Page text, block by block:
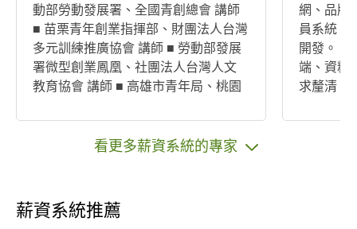
動部勞動發展署、全國青創總會 講師
■ 苗栗青年創業指揮部、財團法人台灣
多元訓練推廣協會 講師 ■ 勞動部發展
署微型創業鳳凰、社團法人台灣人文
教育協會 講師 ■ 高雄市青年局、桃園
d 顧問 • 35年 工作經歷： ■ 國際餐飲
連鎖部主管：肯德基、摩斯漢堡、翔
行、元氣早午餐、金鑛咖啡 ■ 勞動部
產投課程：人力資源管理實務班、老
網、品牌
員系統、
開發。
端、資料
求釐清、
需求、操
看更多薪資系統的專家
薪資系統推薦